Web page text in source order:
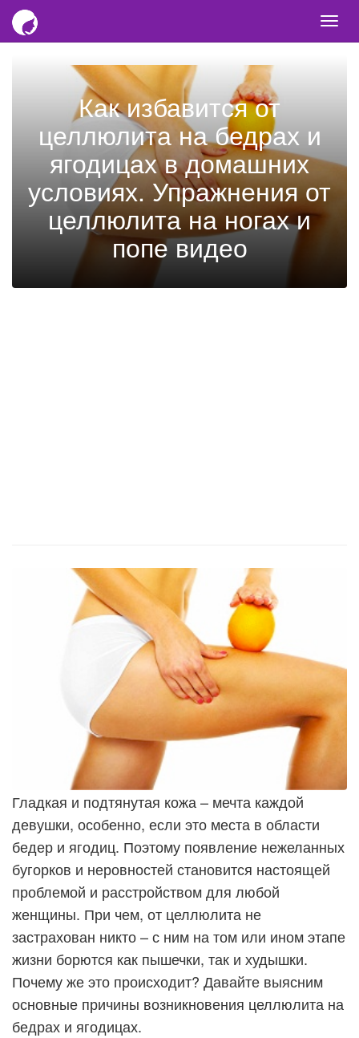
Как избавится от
целлюлита на бедрах и
ягодицах в домашних
условиях. Упражнения от
целлюлита на ногах и
попе видео
Гладкая и подтянутая кожа – мечта каждой
девушки, особенно, если это места в области
бедер и ягодиц. Поэтому появление нежеланных
бугорков и неровностей становится настоящей
проблемой и расстройством для любой
женщины. При чем, от целлюлита не
застрахован никто – с ним на том или ином этапе
жизни борются как пышечки, так и худышки.
Почему же это происходит? Давайте выясним
основные причины возникновения целлюлита на
бедрах и ягодицах.